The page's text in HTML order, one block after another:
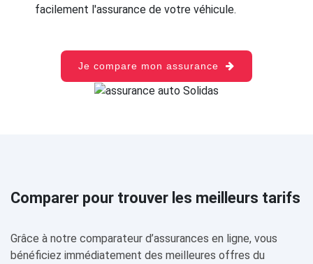
facilement l'assurance de votre véhicule.
Je compare mon assurance
Comparer pour trouver les meilleurs tarifs
Grâce à notre comparateur d’assurances en ligne, vous
bénéficiez immédiatement des meilleures offres du